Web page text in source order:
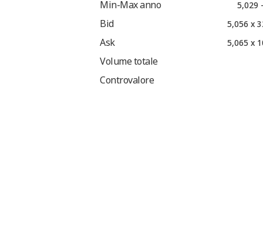
Min-Max anno 5,029
Bid 5,056 x
Ask 5,065 x
Volume totale
Controvalore